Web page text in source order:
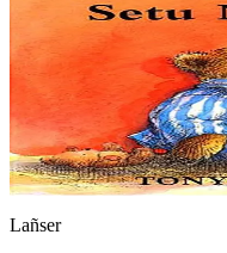
Hopala ! Setu
Nanarzh ne zeu ket ar
ma kouezh eus e wele...
zont er-maez adarre da
Er stok9,00 €
Gwelet
Prenañ
Lañser